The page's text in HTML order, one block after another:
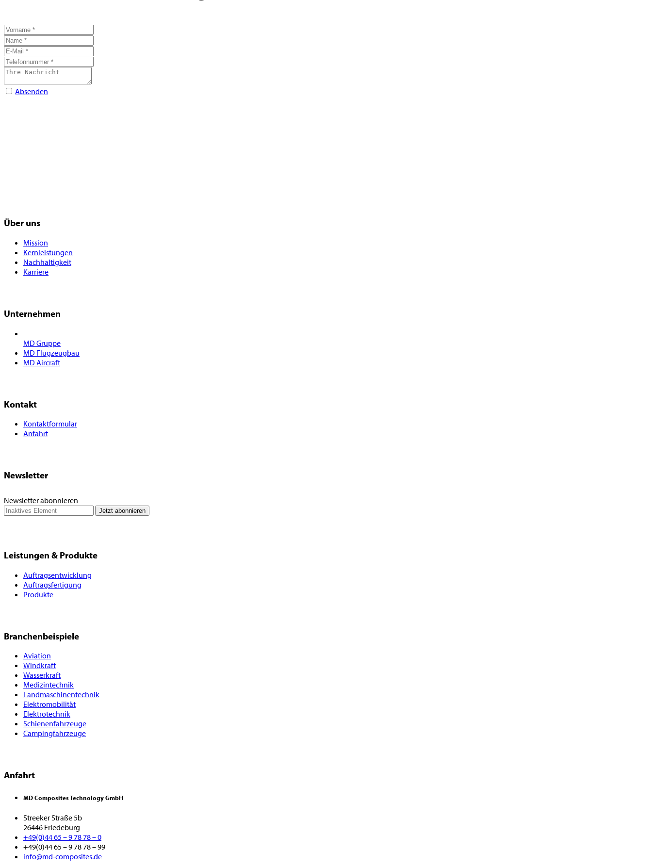
Absenden
Über uns
Mission
Kernleistungen
Nachhaltigkeit
Karriere
Unternehmen
MD Gruppe
MD Flugzeugbau
MD Aircraft
Kontakt
Kontaktformular
Anfahrt
Newsletter
Newsletter abonnieren
Leistungen & Produkte
Auftragsentwicklung
Auftragsfertigung
Produkte
Branchenbeispiele
Aviation
Windkraft
Wasserkraft
Medizintechnik
Landmaschinentechnik
Elektromobilität
Elektrotechnik
Schienenfahrzeuge
Campingfahrzeuge
Anfahrt
MD Composites Technology GmbH
Streeker Straße 5b
26446 Friedeburg
+49(0)44 65 – 9 78 78 – 0
+49(0)44 65 – 9 78 78 – 99
info@md-composites.de